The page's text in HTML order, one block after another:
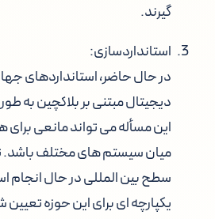
گیرند.
استانداردسازی:
در حال حاضر، استانداردهای
دیجیتال مبتنی بر بلاکچین به
این مسأله می تواند مانعی برای
میان سیستم های مختلف
سطح بین المللی در حال انجام
یکپارچه ای برای این حوزه